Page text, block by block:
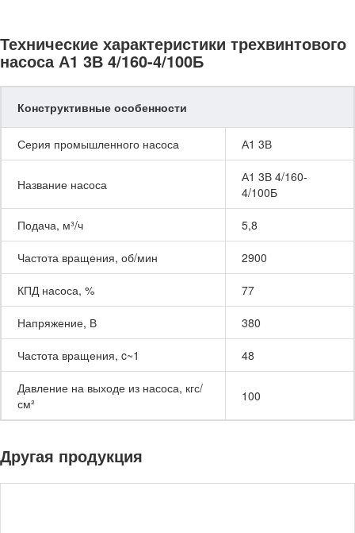
Технические характеристики трехвинтового
насоса А1 3В 4/160-4/100Б
Конструктивные особенности
Серия промышленного насоса А1 3В
Название насоса
А1 3В 4/160-
4/100Б
Подача, м³/ч 5,8
Частота вращения, об/мин 2900
КПД насоса, % 77
Напряжение, В 380
Частота вращения, c~1 48
Давление на выходе из насоса, кгс/
см²
100
Другая продукция